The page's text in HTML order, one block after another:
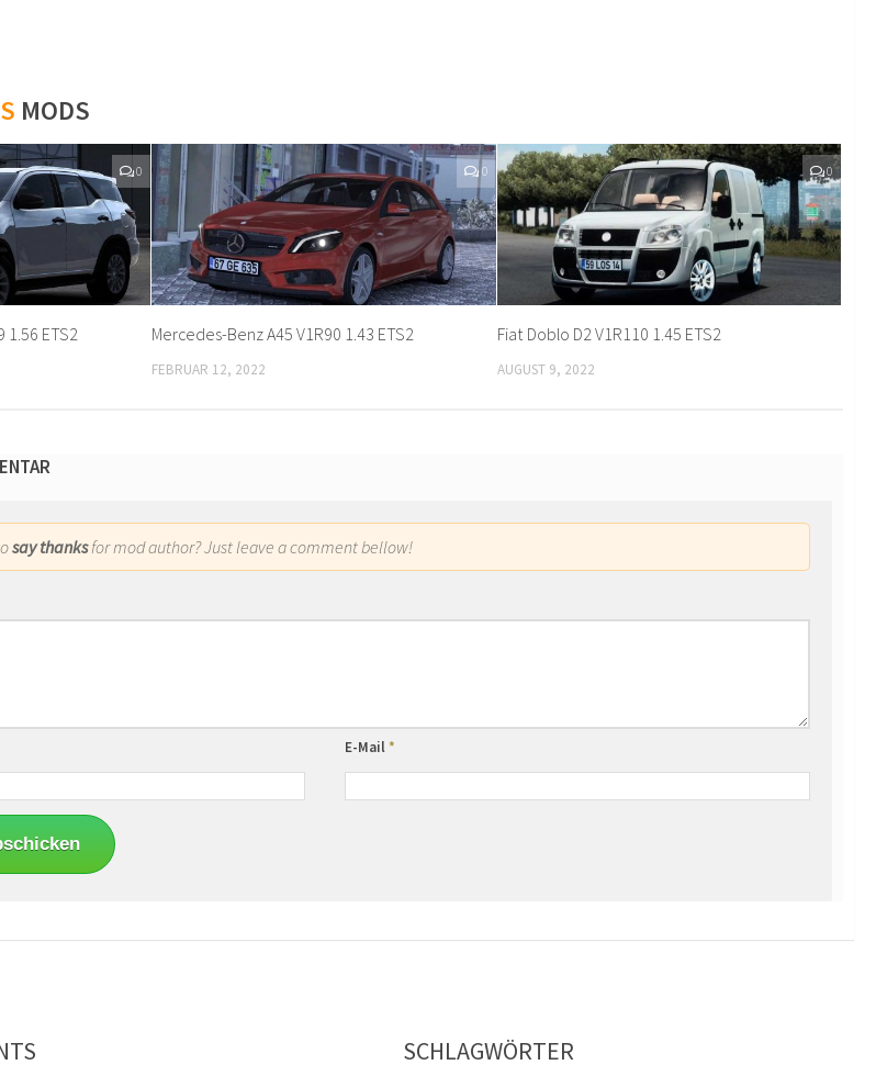
MODS
0
1.56 ETS2
0
Mercedes-Benz A45 V1R90 1.43 ETS2
FEBRUAR 12, 2022
0
Fiat Doblo D2 V1R110 1.45 ETS2
AUGUST 9, 2022
say thanksfor mod author? Just leave a comment bellow!
E-Mail*
SCHLAGWÖRTER